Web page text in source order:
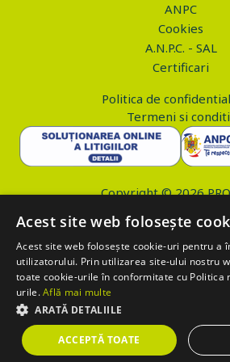
ANPC
Cookies
A.N.P.C. - SAL
Certificari
Politica de
Termeni si
Copyright © 2026
$('.btn_gdpr').click(function() { //alert('test');
values+='action=accept-gdpr'; $.ajax({
"https://www.prova.ro/gdpr.php", data:
{ if (html == 'success') {
return false; });
Acest site web folosește
Acest site web folosește cookie-uri pentru a
utilizatorului. Prin utilizarea site-ului nostru
toate cookie-urile în conformitate cu Politica
urile.Află mai multe
ARATĂ DETALIILE
ACCEPTĂ TOATE